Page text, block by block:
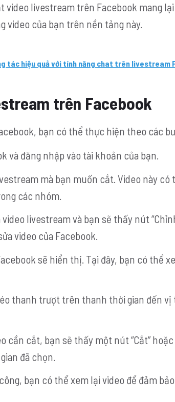
video livestream trên Facebook mang
video của bạn trên nền tảng này.
tác hiệu quả với tính năng chat trên livestream
trên Facebook
bạn có thể thực hiện theo các
và đăng nhập vào tài khoản của bạn.
mà bạn muốn cắt. Video này
các nhóm.
livestream và bạn sẽ thấy nút
video của Facebook.
sẽ hiển thị. Tại đây, bạn có thể
thanh trượt trên thanh thời gian đến
cần cắt, bạn sẽ thấy một nút “Cắt”
đã chọn.
bạn có thể xem lại video để đảm